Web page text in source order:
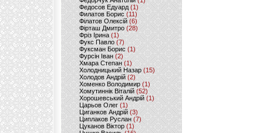
Федосов Едуард (1)
Филатов Борис (11)
Філатов Олексій (6)
Фірташ Дмитро (28)
Фріз Ірина (1)
Фукс Павло (7)
Фуксман Борис (1)
Фурсін Іван (2)
Хмара Степан(1)
Холодницький Назар(15)
Холодов Андрій (2)
Хоменко Володимир (1)
Хомутиннік Віталій (52)
Хорошевський Андрій (1)
Царьов Олег (1)
Циганков Андрій (3)
Циплаков Руслан(7)
Цуканов Віктор (1)